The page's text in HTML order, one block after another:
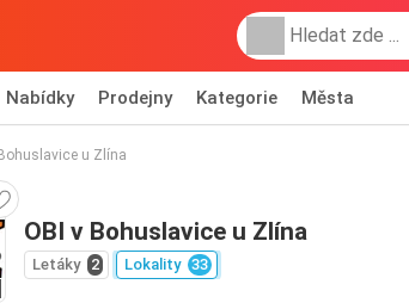
Nabídky Prodejny Kategorie Města
u Zlína
OBI v Bohuslavice u Zlína
Letáky 2 Lokality 33